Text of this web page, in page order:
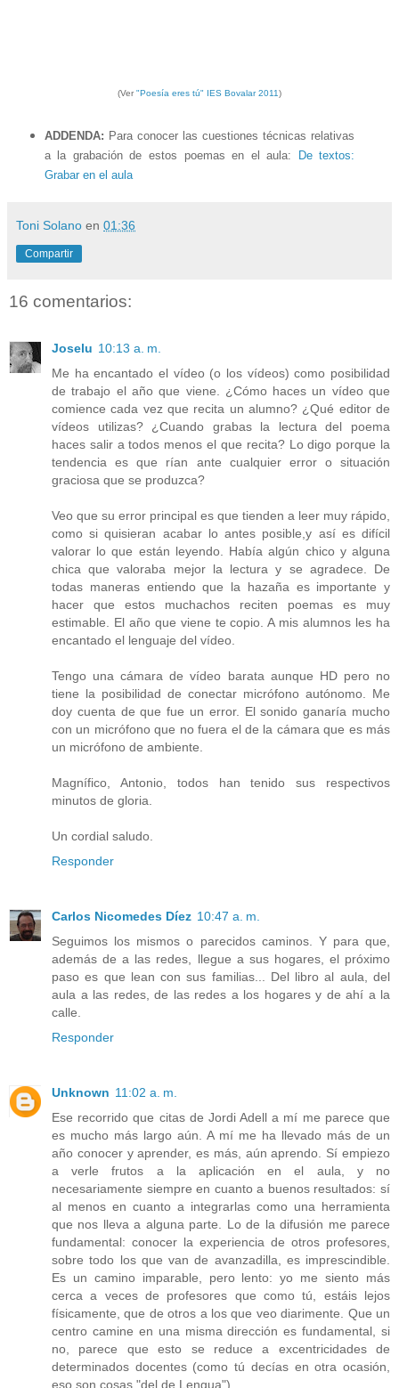
(Ver "Poesía eres tú" IES Bovalar 2011)
ADDENDA: Para conocer las cuestiones técnicas relativas
a la grabación de estos poemas en el aula:
De textos:
Grabar en el aula
Toni Solano en 01:36
Compartir
16 comentarios:
Joselu 10:13 a. m.
Me ha encantado el vídeo (o los vídeos) como posibilidad
de trabajo el año que viene. ¿Cómo haces un vídeo que
comience cada vez que recita un alumno? ¿Qué editor de
vídeos utilizas? ¿Cuando grabas la lectura del poema
haces salir a todos menos el que recita? Lo digo porque la
tendencia es que rían ante cualquier error o situación
graciosa que se produzca?
Veo que su error principal es que tienden a leer muy rápido,
como si quisieran acabar lo antes posible,y así es difícil
valorar lo que están leyendo. Había algún chico y alguna
chica que valoraba mejor la lectura y se agradece. De
todas maneras entiendo que la hazaña es importante y
hacer que estos muchachos reciten poemas es muy
estimable. El año que viene te copio. A mis alumnos les ha
encantado el lenguaje del vídeo.
Tengo una cámara de vídeo barata aunque HD pero no
tiene la posibilidad de conectar micrófono autónomo. Me
doy cuenta de que fue un error. El sonido ganaría mucho
con un micrófono que no fuera el de la cámara que es más
un micrófono de ambiente.
Magnífico, Antonio, todos han tenido sus respectivos
minutos de gloria.
Un cordial saludo.
Responder
Carlos Nicomedes Díez 10:47 a. m.
Seguimos los mismos o parecidos caminos. Y para que,
además de a las redes, llegue a sus hogares, el próximo
paso es que lean con sus familias... Del libro al aula, del
aula a las redes, de las redes a los hogares y de ahí a la
calle.
Responder
Unknown 11:02 a. m.
Ese recorrido que citas de Jordi Adell a mí me parece que
es mucho más largo aún. A mí me ha llevado más de un
año conocer y aprender, es más, aún aprendo. Sí empiezo
a verle frutos a la aplicación en el aula, y no
necesariamente siempre en cuanto a buenos resultados: sí
al menos en cuanto a integrarlas como una herramienta
que nos lleva a alguna parte. Lo de la difusión me parece
fundamental: conocer la experiencia de otros profesores,
sobre todo los que van de avanzadilla, es imprescindible.
Es un camino imparable, pero lento: yo me siento más
cerca a veces de profesores que como tú, estáis lejos
físicamente, que de otros a los que veo diarimente. Que un
centro camine en una misma dirección es fundamental, si
no, parece que esto se reduce a excentricidades de
determinados docentes (como tú decías en otra ocasión,
eso son cosas "del de Lengua").